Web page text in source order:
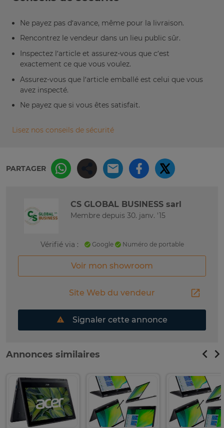
Ne payez pas d’avance, même pour la livraison.
Rencontrez le vendeur dans un lieu public sûr.
Inspectez l’article et assurez-vous que c’est
exactement ce que vous voulez.
Assurez-vous que l’article emballé est celui que vous
avez inspecté.
Ne payez que si vous êtes satisfait.
Lisez nos conseils de sécurité
PARTAGER
CS GLOBAL BUSINESS sarl
Membre depuis 30. janv. '15
Vérifié via : Google Numéro de portable
Voir mon showroom
Site Web du vendeur
Signaler cette annonce
Annonces similaires